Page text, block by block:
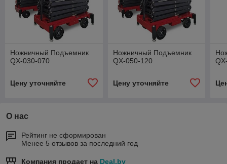
Ножничный Подъемник
QX-030-070
Цену уточняйте
Ножничный Подъемник
QX-050-120
Цену уточняйте
О нас
Рейтинг не сформирован
Менее 5 отзывов за последний год
Компания продает на Deal.by